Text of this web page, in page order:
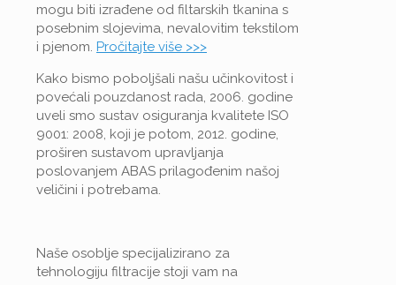
mogu biti izrađene od filtarskih tkanina s
posebnim slojevima, nevalovitim tekstilom
i pjenom. Pročitajte više >>>
Kako bismo poboljšali našu učinkovitost i
povećali pouzdanost rada, 2006. godine
uveli smo sustav osiguranja kvalitete ISO
9001: 2008, koji je potom, 2012. godine,
proširen sustavom upravljanja
poslovanjem ABAS prilagođenim našoj
veličini i potrebama.
Naše osoblje specijalizirano za
tehnologiju filtracije stoji vam na